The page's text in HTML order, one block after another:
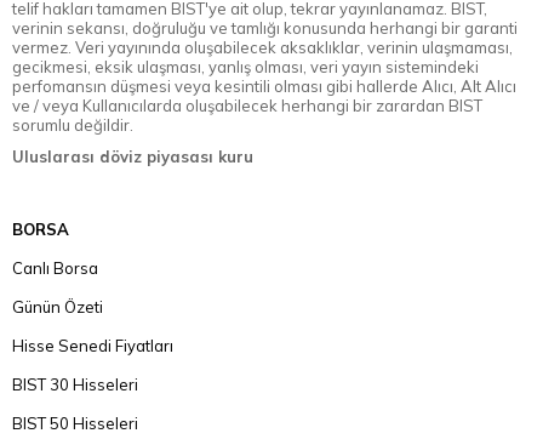
telif hakları tamamen BIST'ye ait olup, tekrar yayınlanamaz. BIST,
verinin sekansı, doğruluğu ve tamlığı konusunda herhangi bir garanti
vermez. Veri yayınında oluşabilecek aksaklıklar, verinin ulaşmaması,
gecikmesi, eksik ulaşması, yanlış olması, veri yayın sistemindeki
perfomansın düşmesi veya kesintili olması gibi hallerde Alıcı, Alt Alıcı
ve / veya Kullanıcılarda oluşabilecek herhangi bir zarardan BIST
sorumlu değildir.
Uluslarası döviz piyasası kuru
BORSA
Canlı Borsa
Günün Özeti
Hisse Senedi Fiyatları
BIST 30 Hisseleri
BIST 50 Hisseleri